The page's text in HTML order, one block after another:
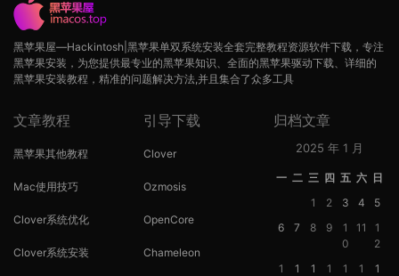
黑苹果屋—Hackintosh|黑苹果单双系统安装全套完整教程资源软件下载，专注
黑苹果安装，为您提供最专业的黑苹果知识、全面的黑苹果驱动下载、详细的
黑苹果安装教程，精准的问题解决方法,并且集合了众多工具
文章教程
黑苹果其他教程
Mac使用技巧
Clover系统优化
Clover系统安装
引导下载
Clover
Ozmosis
OpenCore
Chameleon
归档文章
2025 年 1 月
一 二 三 四 五 六 日
1
2 3 4
5
6
7 8 9
1
0
11
1
2
1
1
1
1
1
1
1